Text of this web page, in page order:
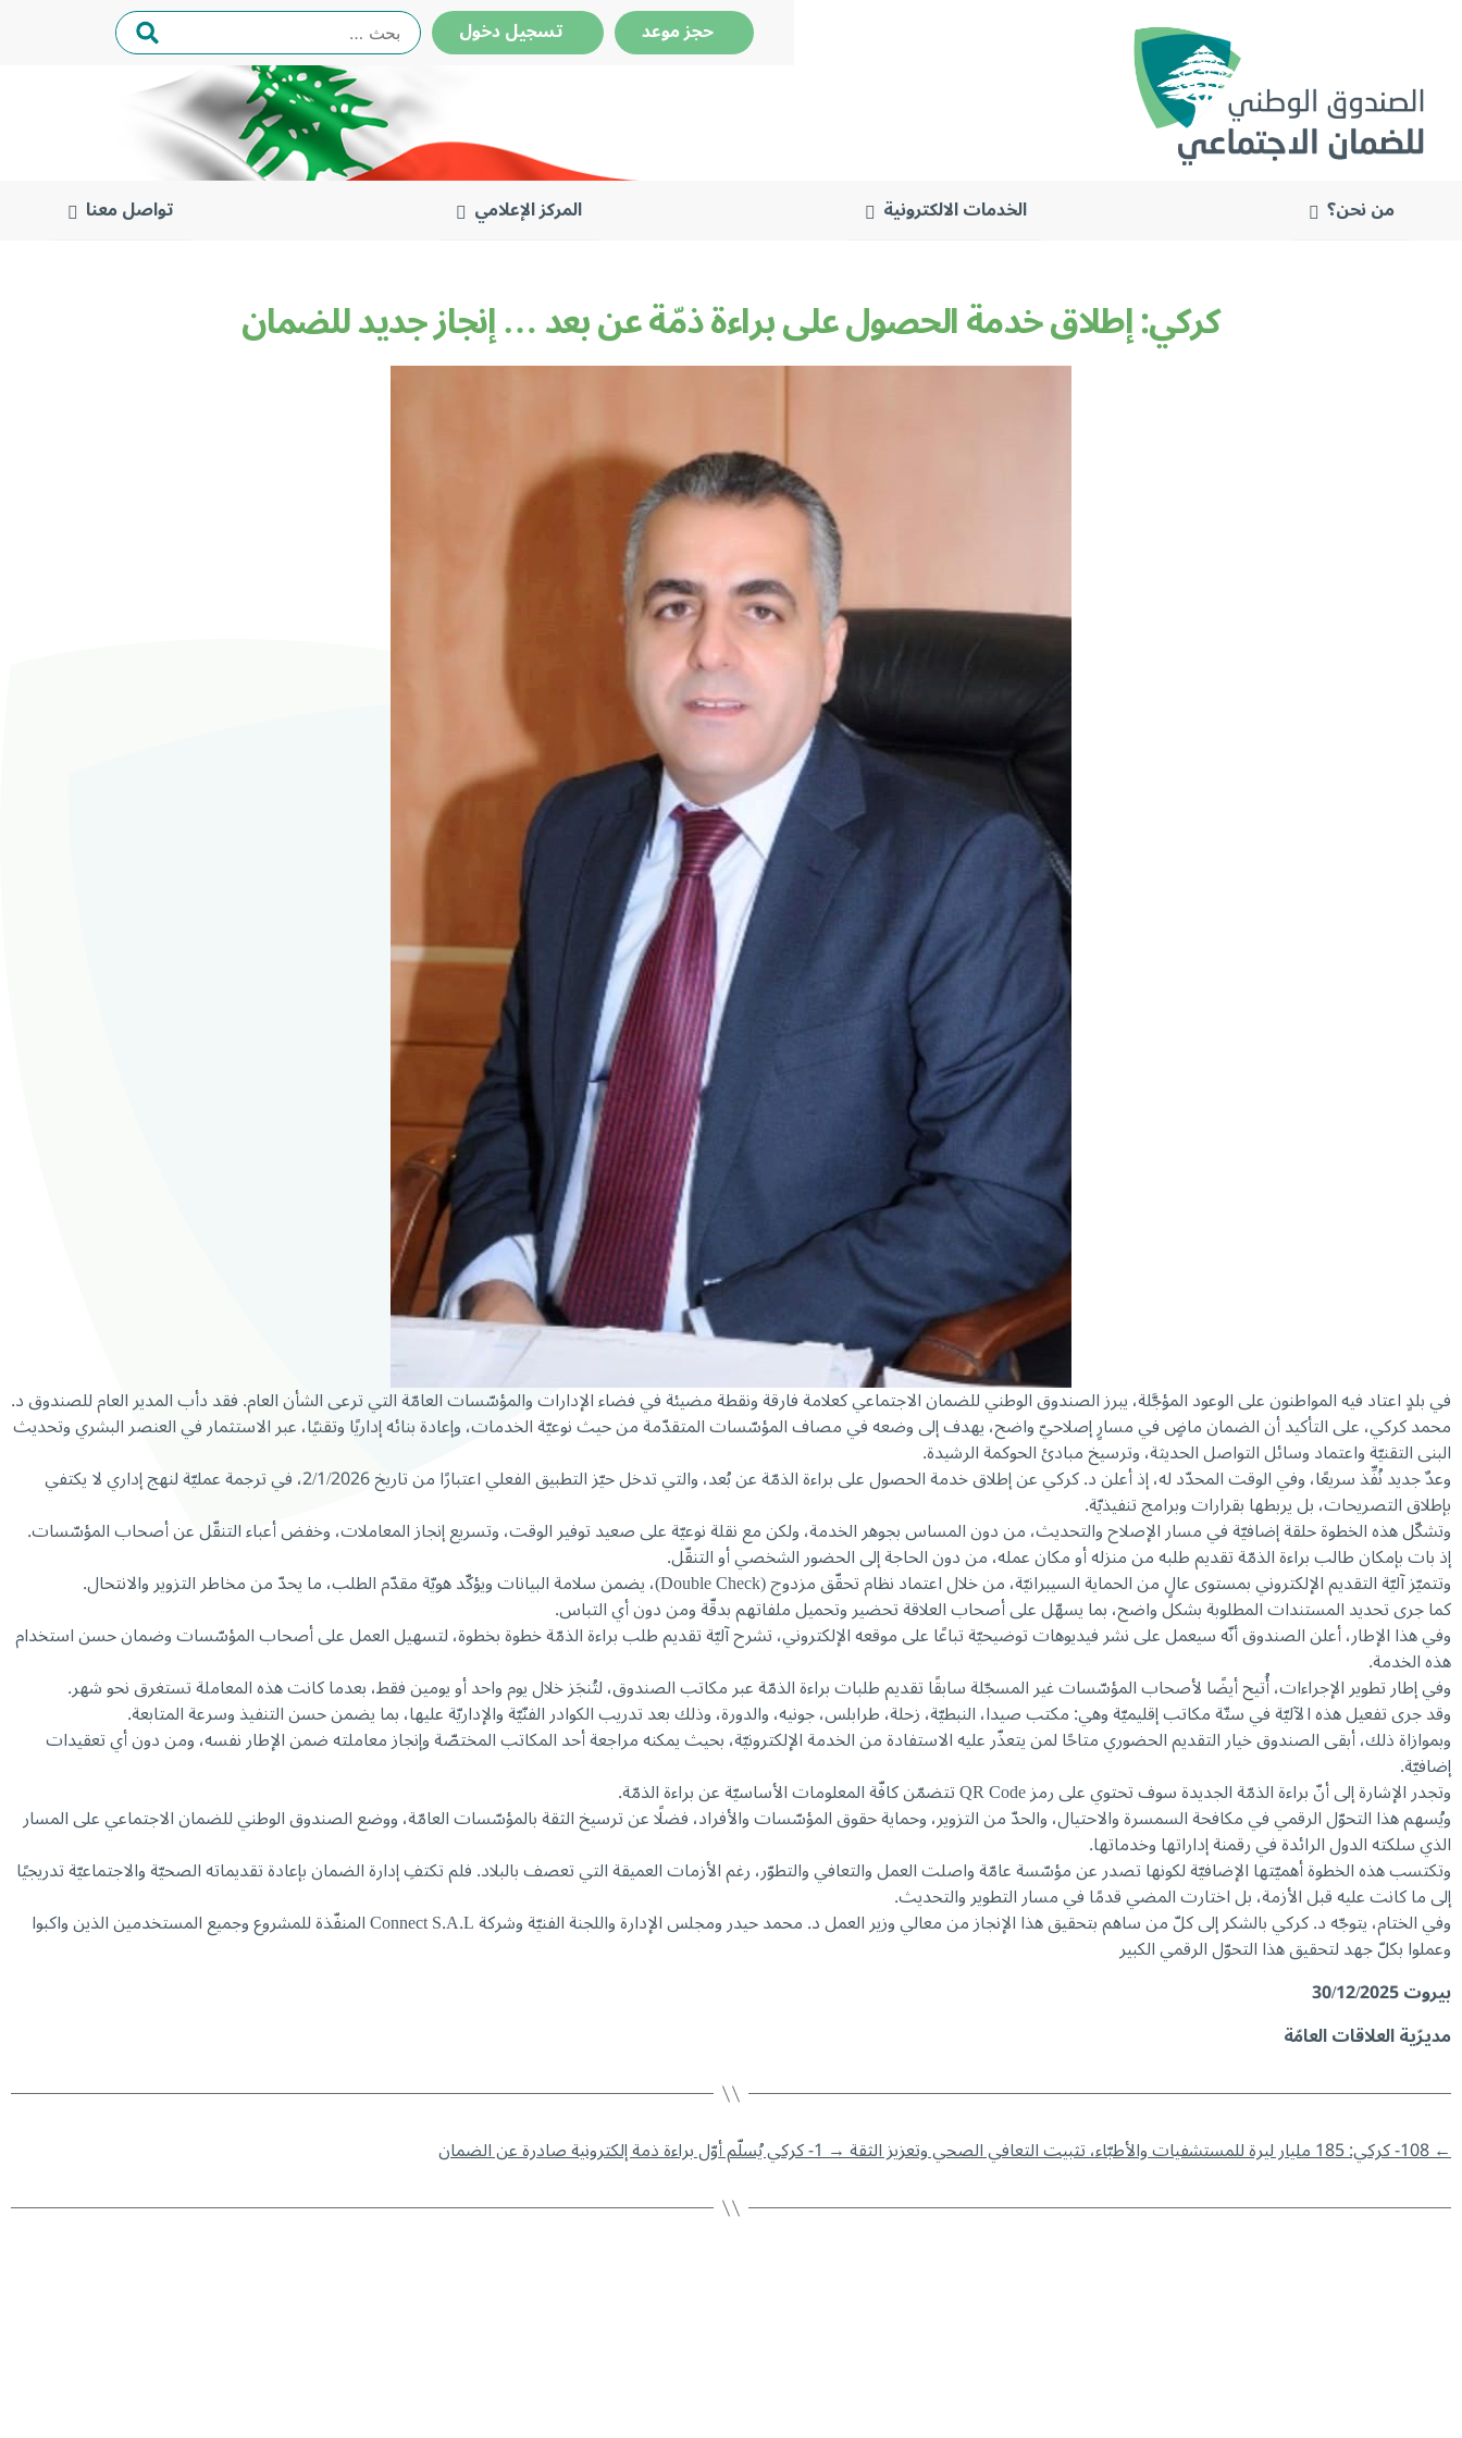
حجز موعد تسجيل دخول البحث
عن:
من نحن؟ الخدمات الالكترونية المركز الإعلامي
تواصل معنا
كركي: إطلاق خدمة الحصول على براءة ذمّة عن بعد … إنجاز جديد للضمان
في بلدٍ اعتاد فيه المواطنون على الوعود المؤجَّلة، يبرز الصندوق الوطني للضمان الاجتماعي كعلامة فارقة ونقطة مضيئة في فضاء الإدارات والمؤسّسات العامّة التي ترعى الشأن العام. فقد دأب المدير العام للصندوق د.
محمد كركي، على التأكيد أن الضمان ماضٍ في مسارٍ إصلاحيّ واضح، يهدف إلى وضعه في مصاف المؤسّسات المتقدّمة من حيث نوعيّة الخدمات، وإعادة بنائه إداريًا وتقنيًا، عبر الاستثمار في العنصر البشري وتحديث
البنى التقنيّة واعتماد وسائل التواصل الحديثة، وترسيخ مبادئ الحوكمة الرشيدة.
وعدٌ جديد نُفِّذ سريعًا، وفي الوقت المحدّد له، إذ أعلن د. كركي عن إطلاق خدمة الحصول على براءة الذمّة عن بُعد، والتي تدخل حيّز التطبيق الفعلي اعتبارًا من تاريخ 2/1/2026، في ترجمة عمليّة لنهج إداري لا يكتفي
بإطلاق التصريحات، بل يربطها بقرارات وبرامج تنفيذيّة.
وتشكّل هذه الخطوة حلقة إضافيّة في مسار الإصلاح والتحديث، من دون المساس بجوهر الخدمة، ولكن مع نقلة نوعيّة على صعيد توفير الوقت، وتسريع إنجاز المعاملات، وخفض أعباء التنقّل عن أصحاب المؤسّسات.
إذ بات بإمكان طالب براءة الذمّة تقديم طلبه من منزله أو مكان عمله، من دون الحاجة إلى الحضور الشخصي أو التنقّل.
وتتميّز آليّة التقديم الإلكتروني بمستوى عالٍ من الحماية السيبرانيّة، من خلال اعتماد نظام تحقّق مزدوج (Double Check)، يضمن سلامة البيانات ويؤكّد هويّة مقدّم الطلب، ما يحدّ من مخاطر التزوير والانتحال.
كما جرى تحديد المستندات المطلوبة بشكل واضح، بما يسهّل على أصحاب العلاقة تحضير وتحميل ملفاتهم بدقّة ومن دون أي التباس.
وفي هذا الإطار، أعلن الصندوق أنّه سيعمل على نشر فيديوهات توضيحيّة تباعًا على موقعه الإلكتروني، تشرح آليّة تقديم طلب براءة الذمّة خطوة بخطوة، لتسهيل العمل على أصحاب المؤسّسات وضمان حسن استخدام
هذه الخدمة.
وفي إطار تطوير الإجراءات، أُتيح أيضًا لأصحاب المؤسّسات غير المسجّلة سابقًا تقديم طلبات براءة الذمّة عبر مكاتب الصندوق، لتُنجَز خلال يوم واحد أو يومين فقط، بعدما كانت هذه المعاملة تستغرق نحو شهر.
وقد جرى تفعيل هذه الآليّة في ستّة مكاتب إقليميّة وهي: مكتب صيدا، النبطيّة، زحلة، طرابلس، جونيه، والدورة، وذلك بعد تدريب الكوادر الفنّيّة والإداريّة عليها، بما يضمن حسن التنفيذ وسرعة المتابعة.
وبموازاة ذلك، أبقى الصندوق خيار التقديم الحضوري متاحًا لمن يتعذّر عليه الاستفادة من الخدمة الإلكترونيّة، بحيث يمكنه مراجعة أحد المكاتب المختصّة وإنجاز معاملته ضمن الإطار نفسه، ومن دون أي تعقيدات
إضافيّة.
وتجدر الإشارة إلى أنّ براءة الذمّة الجديدة سوف تحتوي على رمز QR Code تتضمّن كافّة المعلومات الأساسيّة عن براءة الذمّة.
ويُسهم هذا التحوّل الرقمي في مكافحة السمسرة والاحتيال، والحدّ من التزوير، وحماية حقوق المؤسّسات والأفراد، فضلًا عن ترسيخ الثقة بالمؤسّسات العامّة، ووضع الصندوق الوطني للضمان الاجتماعي على المسار
الذي سلكته الدول الرائدة في رقمنة إداراتها وخدماتها.
وتكتسب هذه الخطوة أهميّتها الإضافيّة لكونها تصدر عن مؤسّسة عامّة واصلت العمل والتعافي والتطوّر، رغم الأزمات العميقة التي تعصف بالبلاد. فلم تكتفِ إدارة الضمان بإعادة تقديماته الصحيّة والاجتماعيّة تدريجيًا
إلى ما كانت عليه قبل الأزمة، بل اختارت المضي قدمًا في مسار التطوير والتحديث.
وفي الختام، يتوجّه د. كركي بالشكر إلى كلّ من ساهم بتحقيق هذا الإنجاز من معالي وزير العمل د. محمد حيدر ومجلس الإدارة واللجنة الفنيّة وشركة Connect S.A.L المنفّذة للمشروع وجميع المستخدمين الذين واكبوا
وعملوا بكلّ جهد لتحقيق هذا التحوّل الرقمي الكبير
بيروت30/12/2025
مديرّية العلاقات العامّة
←108- كركي: 185 مليار ليرة للمستشفيات والأطبّاء، تثبيت التعافي الصحي وتعزيز الثقة →1- كركي يُسلّم أوّل براءة ذمة إلكترونية صادرة عن الضمان